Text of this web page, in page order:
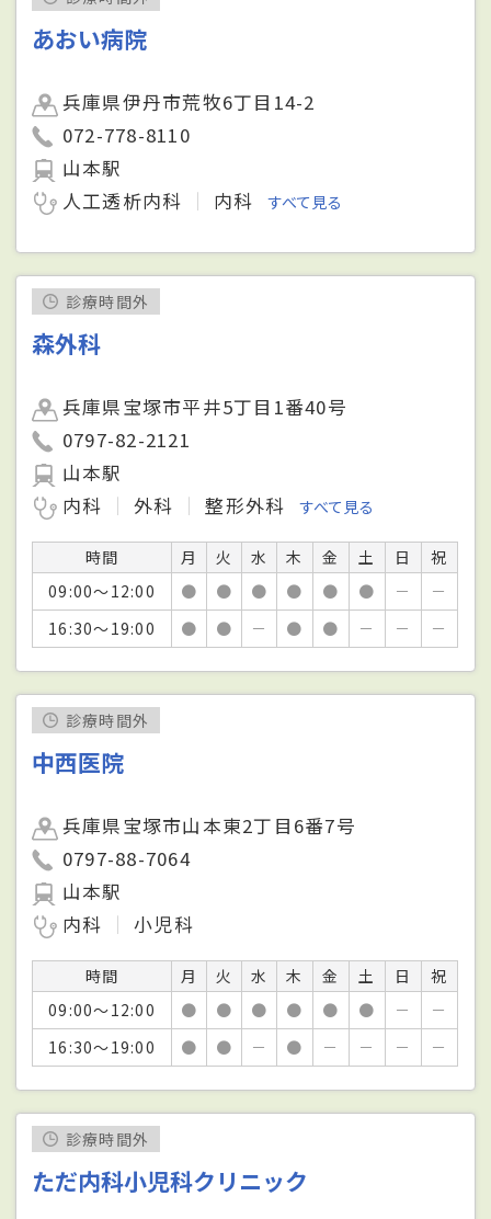
あおい病院
兵庫県伊丹市荒牧6丁目14-2
072-778-8110
山本駅
人工透析内科
内科 すべて見る
診療時間外
森外科
兵庫県宝塚市平井5丁目1番40号
0797-82-2121
山本駅
内科
外科 整形外科 すべて見る
時間 月 火 水 木 金 土 日
祝
09:00～12:00
● ● ● ● ● ● －
－
16:30～19:00
● ● － ● ● － － －
診療時間外
中西医院
兵庫県宝塚市山本東2丁目6番7号
0797-88-7064
山本駅
内科
小児科
時間 月 火 水 木 金 土 日
祝
09:00～12:00
● ● ● ● ● ● －
－
16:30～19:00
● ● － ● － － － －
診療時間外
ただ内科小児科クリニック